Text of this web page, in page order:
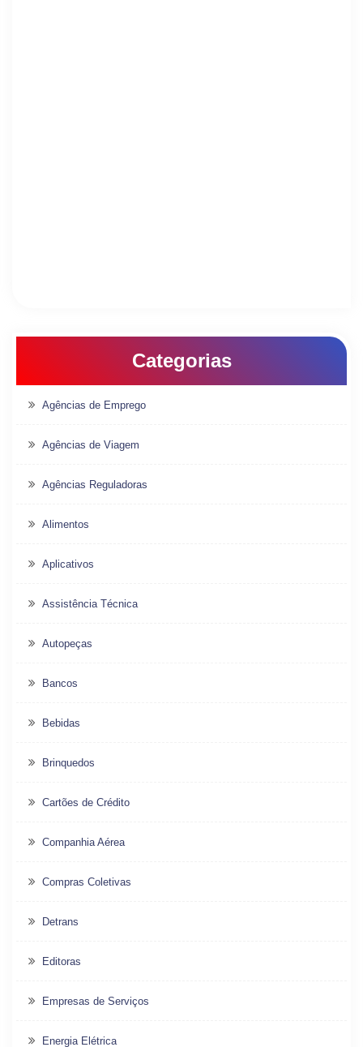
Categorias
Agências de Emprego
Agências de Viagem
Agências Reguladoras
Alimentos
Aplicativos
Assistência Técnica
Autopeças
Bancos
Bebidas
Brinquedos
Cartões de Crédito
Companhia Aérea
Compras Coletivas
Detrans
Editoras
Empresas de Serviços
Energia Elétrica